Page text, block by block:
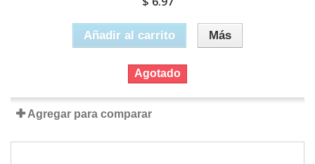
Añadir al carrito Más
Agotado
Agregar para comparar